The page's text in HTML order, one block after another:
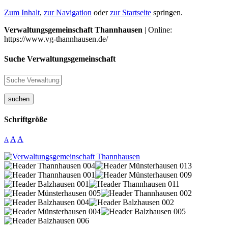
Zum Inhalt, zur Navigation oderzur Startseite springen.
Verwaltungsgemeinschaft Thannhausen | Online:
https://www.vg-thannhausen.de/
Suche Verwaltungsgemeinschaft
suchen
Schriftgröße
A A A